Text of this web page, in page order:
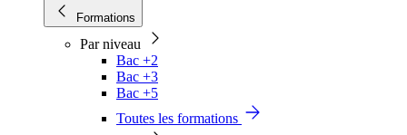
Formations
Par niveau
Bac +2
Bac +3
Bac +5
Toutes les formations